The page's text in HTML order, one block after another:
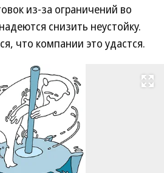
из-за ограничений во
снизить неустойку.
что компании это удастся.
Развернуть